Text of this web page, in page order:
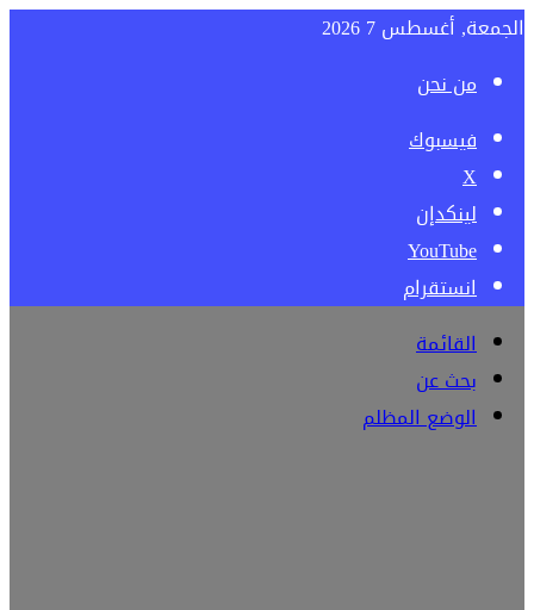
الجمعة, أغسطس 7 2026
من نحن
فيسبوك
‫X
لينكدإن
‫YouTube
انستقرام
القائمة
بحث عن
الوضع المظلم